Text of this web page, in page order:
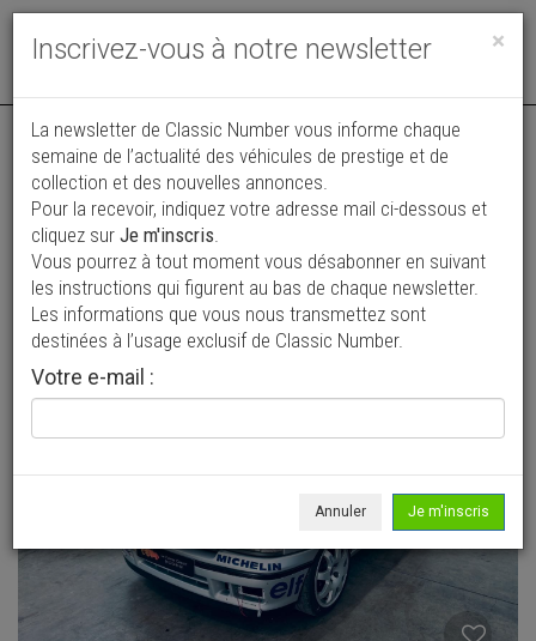
Toggle
Annonce actualisée le 31/07/2026 ( il y a 7 jours )
Renault Clio 16s GrA 2.0 Williams
1 €
1992 Coupé 3 000 km
×
Inscrivez-vous à notre newsletter
La newsletter de Classic Number vous informe chaque
semaine de l’actualité des véhicules de prestige et de
collection et des nouvelles annonces.
Pour la recevoir, indiquez votre adresse mail ci-dessous et
cliquez sur Je m'inscris.
Vous pourrez à tout moment vous désabonner en suivant
les instructions qui figurent au bas de chaque newsletter.
Les informations que vous nous transmettez sont
destinées à l’usage exclusif de Classic Number.
Votre e-mail :
Annuler Je m'inscris